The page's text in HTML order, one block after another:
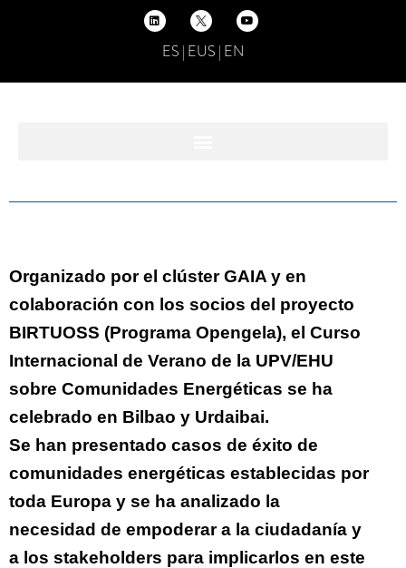
ES | EUS | EN
Organizado por el clúster GAIA y en
colaboración con los socios del proyecto
BIRTUOSS (Programa Opengela), el Curso
Internacional de Verano de la UPV/EHU
sobre Comunidades Energéticas se ha
celebrado en Bilbao y Urdaibai.
Se han presentado casos de éxito de
comunidades energéticas establecidas por
toda Europa y se ha analizado la
necesidad de empoderar a la ciudadanía y
a los stakeholders para implicarlos en este